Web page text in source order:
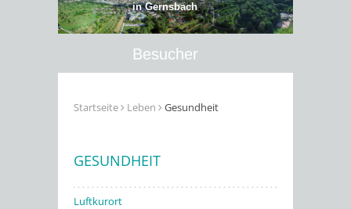
in Gernsbach
Besucher
Startseite Leben Gesundheit
GESUNDHEIT
Luftkurort